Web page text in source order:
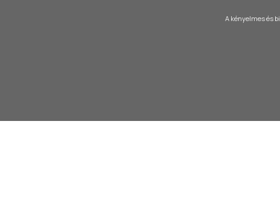
A kényelmes és